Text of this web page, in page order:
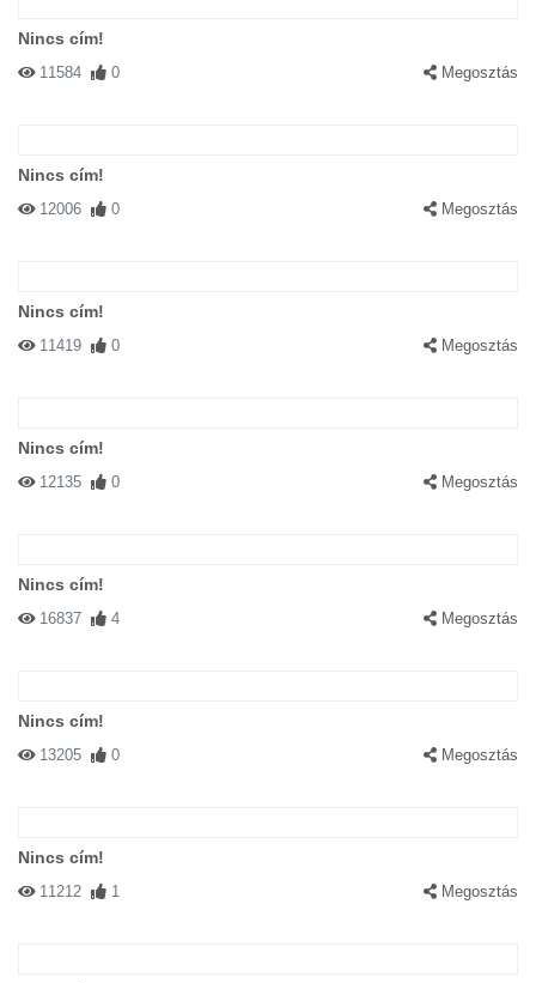
Nincs cím!
11584 0 Megosztás
Nincs cím!
12006 0 Megosztás
Nincs cím!
11419 0 Megosztás
Nincs cím!
12135 0 Megosztás
Nincs cím!
16837 4 Megosztás
Nincs cím!
13205 0 Megosztás
Nincs cím!
11212 1 Megosztás